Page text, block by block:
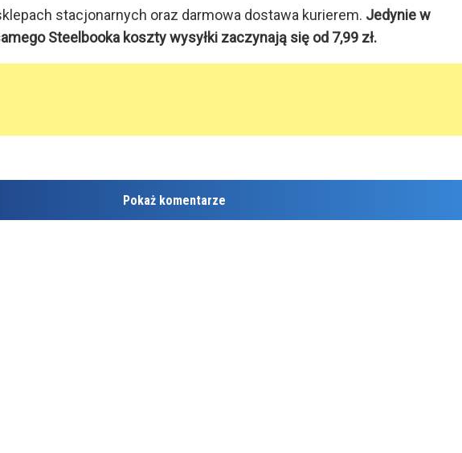
stacjonarnych oraz darmowa dostawa kurierem. Jedynie w
Steelbooka koszty wysyłki zaczynają się od 7,99 zł.
Pokaż komentarze